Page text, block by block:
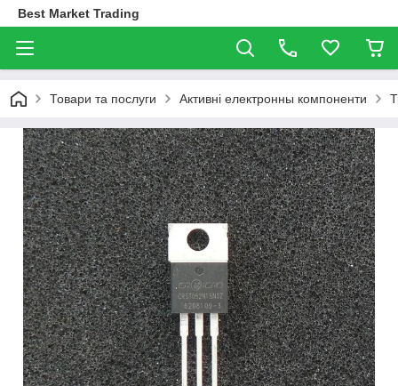
Best Market Trading
Товари та послуги Активні електронны компоненти